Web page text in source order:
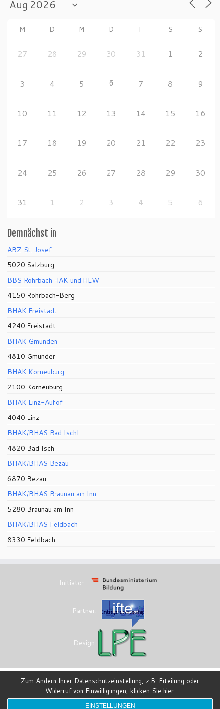
M D M D F S S
27 28 29 30 31 1 2
3 4 5 6 7 8 9
10 11 12 13 14 15 16
17 18 19 20 21 22 23
24 25 26 27 28 29 30
31 1 2 3 4 5 6
Demnächst in
ABZ St. Josef
5020 Salzburg
BBS Rohrbach HAK und HLW
4150 Rohrbach-Berg
BHAK Freistadt
4240 Freistadt
BHAK Gmunden
4810 Gmunden
BHAK Korneuburg
2100 Korneuburg
BHAK Linz-Auhof
4040 Linz
BHAK/BHAS Bad Ischl
4820 Bad Ischl
BHAK/BHAS Bezau
6870 Bezau
BHAK/BHAS Braunau am Inn
5280 Braunau am Inn
BHAK/BHAS Feldbach
8330 Feldbach
Initiator:
Partner:
Design:
·© 2026 eesi-impulszentrum· Powered by
·
Entworfen mit demCustomizr-Theme
Zum Ändern Ihrer Datenschutzeinstellung, z.B. Erteilung oder
Widerruf von Einwilligungen, klicken Sie hier:
EINSTELLUNGEN